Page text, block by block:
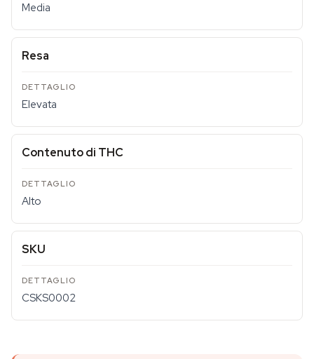
Media
Resa
Elevata
Contenuto di THC
Alto
SKU
CSKS0002